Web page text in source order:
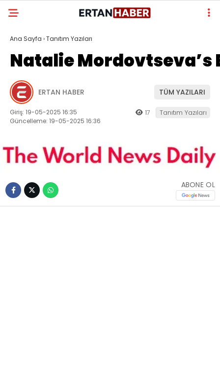
YAZARLAR
Ana Sayfa ›Tanıtım Yazıları
Natalie Mordovtseva’s
ERTAN HABER TÜM YAZILARI
Giriş: 19-05-2025 16:35
Güncelleme: 19-05-2025 16:36
17 Tanıtım Yazıları
ABONE OL